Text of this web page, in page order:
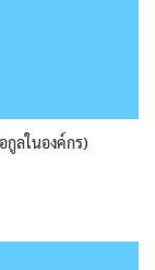
กูลในองค์กร)